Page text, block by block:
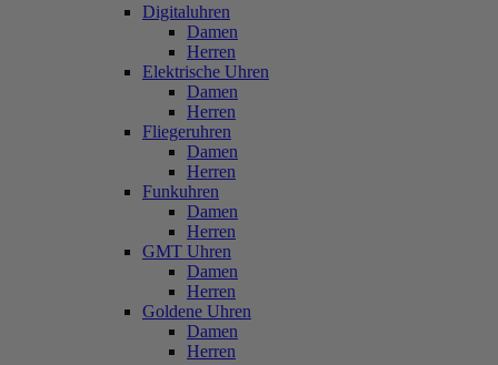
Digitaluhren
Damen
Herren
Elektrische Uhren
Damen
Herren
Fliegeruhren
Damen
Herren
Funkuhren
Damen
Herren
GMT Uhren
Damen
Herren
Goldene Uhren
Damen
Herren